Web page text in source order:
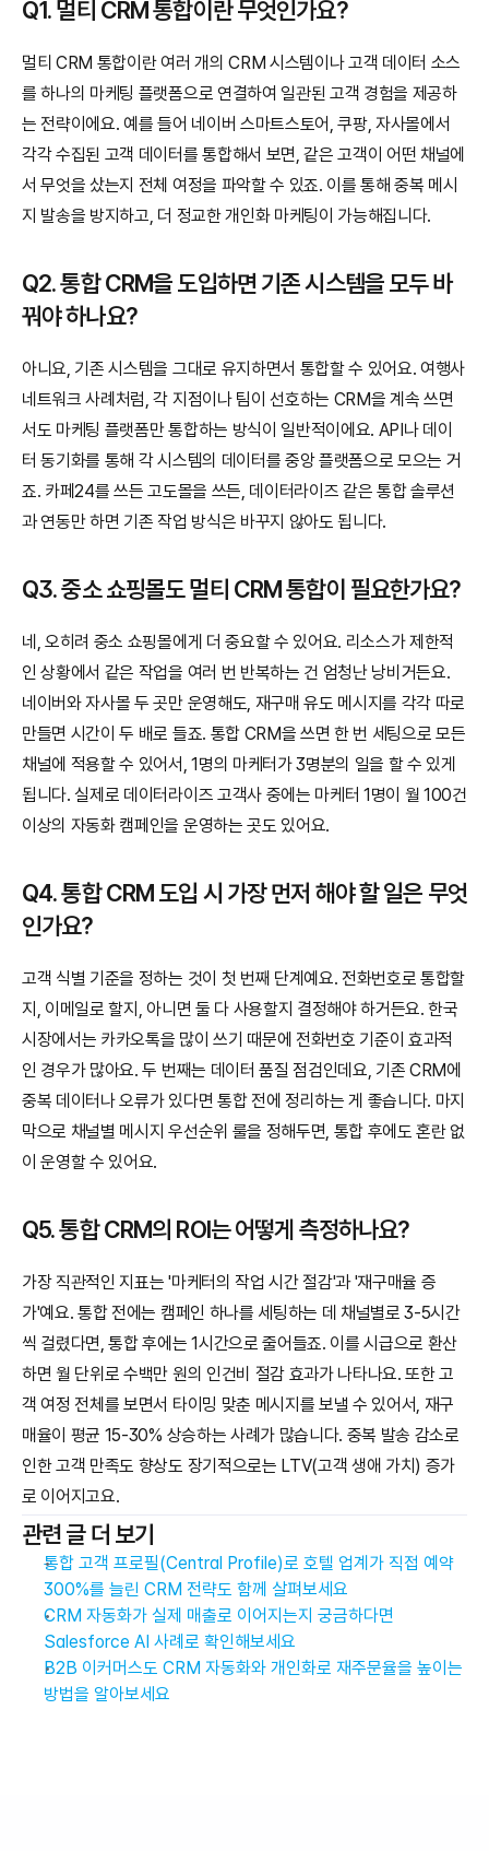
Q1. 멀티 CRM 통합이란 무엇인가요?
멀티 CRM 통합이란 여러 개의 CRM 시스템이나 고객 데이터 소스
를 하나의 마케팅 플랫폼으로 연결하여 일관된 고객 경험을 제공하
는 전략이에요. 예를 들어 네이버 스마트스토어, 쿠팡, 자사몰에서
각각 수집된 고객 데이터를 통합해서 보면, 같은 고객이 어떤 채널에
서 무엇을 샀는지 전체 여정을 파악할 수 있죠. 이를 통해 중복 메시
지 발송을 방지하고, 더 정교한 개인화 마케팅이 가능해집니다.
Q2. 통합 CRM을 도입하면 기존 시스템을 모두 바
꿔야 하나요?
아니요, 기존 시스템을 그대로 유지하면서 통합할 수 있어요. 여행사
네트워크 사례처럼, 각 지점이나 팀이 선호하는 CRM을 계속 쓰면
서도 마케팅 플랫폼만 통합하는 방식이 일반적이에요. API나 데이
터 동기화를 통해 각 시스템의 데이터를 중앙 플랫폼으로 모으는 거
죠. 카페24를 쓰든 고도몰을 쓰든, 데이터라이즈 같은 통합 솔루션
과 연동만 하면 기존 작업 방식은 바꾸지 않아도 됩니다.
Q3. 중소 쇼핑몰도 멀티 CRM 통합이 필요한가요?
네, 오히려 중소 쇼핑몰에게 더 중요할 수 있어요. 리소스가 제한적
인 상황에서 같은 작업을 여러 번 반복하는 건 엄청난 낭비거든요.
네이버와 자사몰 두 곳만 운영해도, 재구매 유도 메시지를 각각 따로
만들면 시간이 두 배로 들죠. 통합 CRM을 쓰면 한 번 세팅으로 모든
채널에 적용할 수 있어서, 1명의 마케터가 3명분의 일을 할 수 있게
됩니다. 실제로 데이터라이즈 고객사 중에는 마케터 1명이 월 100건
이상의 자동화 캠페인을 운영하는 곳도 있어요.
Q4. 통합 CRM 도입 시 가장 먼저 해야 할 일은 무엇
인가요?
고객 식별 기준을 정하는 것이 첫 번째 단계예요. 전화번호로 통합할
지, 이메일로 할지, 아니면 둘 다 사용할지 결정해야 하거든요. 한국
시장에서는 카카오톡을 많이 쓰기 때문에 전화번호 기준이 효과적
인 경우가 많아요. 두 번째는 데이터 품질 점검인데요, 기존 CRM에
중복 데이터나 오류가 있다면 통합 전에 정리하는 게 좋습니다. 마지
막으로 채널별 메시지 우선순위 룰을 정해두면, 통합 후에도 혼란 없
이 운영할 수 있어요.
Q5. 통합 CRM의 ROI는 어떻게 측정하나요?
가장 직관적인 지표는 '마케터의 작업 시간 절감'과 '재구매율 증
가'예요. 통합 전에는 캠페인 하나를 세팅하는 데 채널별로 3-5시간
씩 걸렸다면, 통합 후에는 1시간으로 줄어들죠. 이를 시급으로 환산
하면 월 단위로 수백만 원의 인건비 절감 효과가 나타나요. 또한 고
객 여정 전체를 보면서 타이밍 맞춘 메시지를 보낼 수 있어서, 재구
매율이 평균 15-30% 상승하는 사례가 많습니다. 중복 발송 감소로
인한 고객 만족도 향상도 장기적으로는 LTV(고객 생애 가치) 증가
로 이어지고요.
관련 글 더 보기
통합 고객 프로필(Central Profile)로 호텔 업계가 직접 예약
300%를 늘린 CRM 전략도 함께 살펴보세요
CRM 자동화가 실제 매출로 이어지는지 궁금하다면
Salesforce AI 사례로 확인해보세요
B2B 이커머스도 CRM 자동화와 개인화로 재주문율을 높이는
방법을 알아보세요